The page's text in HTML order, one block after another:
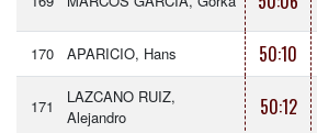
170 APARICIO, Hans 50:10
171
LAZCANO RUIZ,
Alejandro
50:12